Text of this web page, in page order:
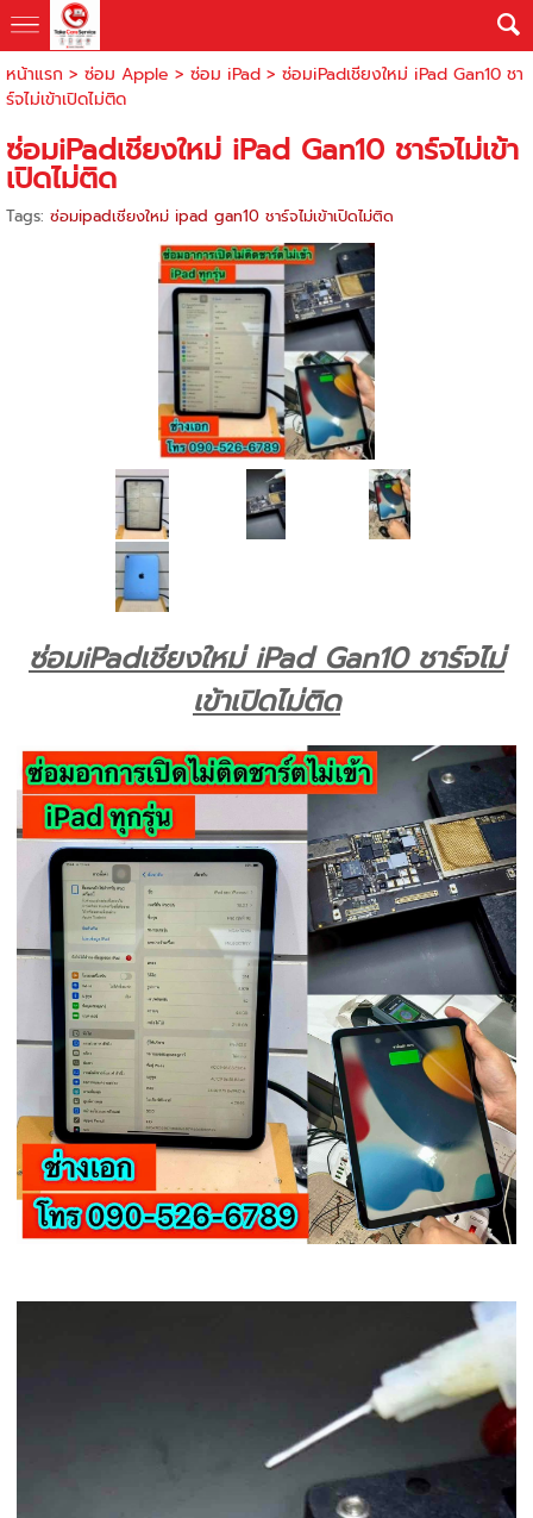
หน้าแรก > ซ่อม Apple > ซ่อม iPad> ซ่อมiPadเชียงใหม่ iPad Gan10 ชา
ร์จไม่เข้าเปิดไม่ติด
ซ่อมiPadเชียงใหม่ iPad Gan10 ชาร์จไม่เข้า
เปิดไม่ติด
Tags: ซ่อมipadเชียงใหม่ ipad gan10 ชาร์จไม่เข้าเปิดไม่ติด
ซ่อมiPadเชียงใหม่ iPad Gan10 ชาร์จไม่
เข้าเปิดไม่ติด